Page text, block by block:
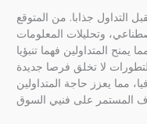
التداول جذابا. من المتوقع
وتحليلات المعلومات
يمنح المتداولين فهما تنبؤيا
لا تخلق فرصا جديدة
مما يعزز حاجة المتداولين